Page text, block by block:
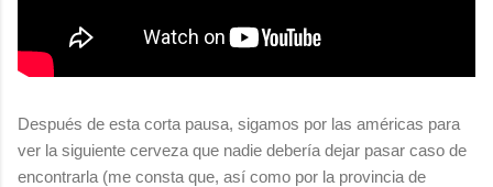
Después de esta corta pausa, sigamos por las américas para
ver la siguiente cerveza que nadie debería dejar pasar caso de
encontrarla (me consta que, así como por la provincia de